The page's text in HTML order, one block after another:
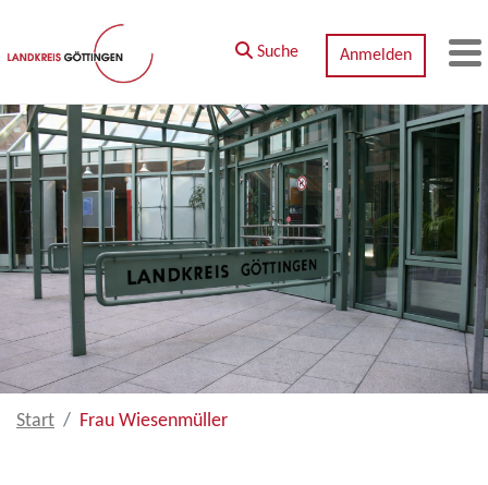
Zum Hauptinhalt springen
Suche Anmelden
Start Frau Wiesenmüller